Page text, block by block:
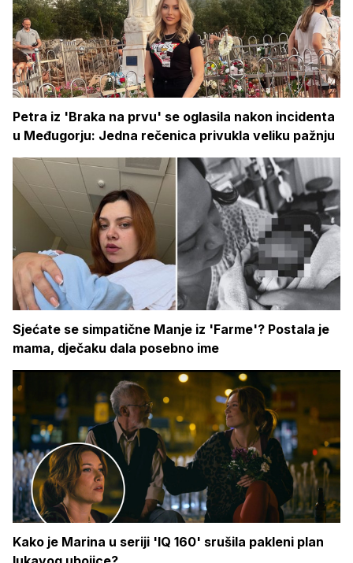
Petra iz 'Braka na prvu' se oglasila nakon incidenta
u Međugorju: Jedna rečenica privukla veliku pažnju
Sjećate se simpatične Manje iz 'Farme'? Postala je
mama, dječaku dala posebno ime
Kako je Marina u seriji 'IQ 160' srušila pakleni plan